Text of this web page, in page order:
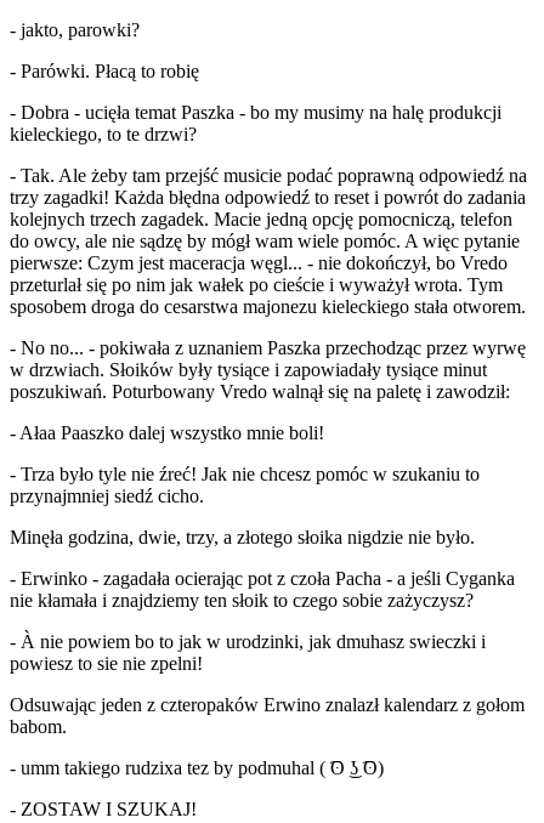
- jakto, parowki?
- Parówki. Płacą to robię
- Dobra - ucięła temat Paszka - bo my musimy na halę produkcji
kieleckiego, to te drzwi?
- Tak. Ale żeby tam przejść musicie podać poprawną odpowiedź na
trzy zagadki! Każda błędna odpowiedź to reset i powrót do zadania
kolejnych trzech zagadek. Macie jedną opcję pomocniczą, telefon
do owcy, ale nie sądzę by mógł wam wiele pomóc. A więc pytanie
pierwsze: Czym jest maceracja węgl... - nie dokończył, bo Vredo
przeturlał się po nim jak wałek po cieście i wyważył wrota. Tym
sposobem droga do cesarstwa majonezu kieleckiego stała otworem.
- No no... - pokiwała z uznaniem Paszka przechodząc przez wyrwę
w drzwiach. Słoików były tysiące i zapowiadały tysiące minut
poszukiwań. Poturbowany Vredo walnął się na paletę i zawodził:
- Ałaa Paaszko dalej wszystko mnie boli!
- Trza było tyle nie źreć! Jak nie chcesz pomóc w szukaniu to
przynajmniej siedź cicho.
Minęła godzina, dwie, trzy, a złotego słoika nigdzie nie było.
- Erwinko - zagadała ocierając pot z czoła Pacha - a jeśli Cyganka
nie kłamała i znajdziemy ten słoik to czego sobie zażyczysz?
- À nie powiem bo to jak w urodzinki, jak dmuhasz swieczki i
powiesz to sie nie zpelni!
Odsuwając jeden z czteropaków Erwino znalazł kalendarz z gołom
babom.
- umm takiego rudzixa tez by podmuhal ( ͡ʘ ͜ʖ ͡ʘ)
- ZOSTAW I SZUKAJ!